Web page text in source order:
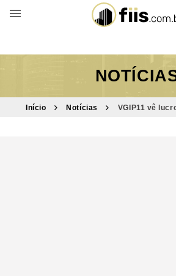
BUSCAR POR FUNDO
Início Notícias
VGIP11 vê